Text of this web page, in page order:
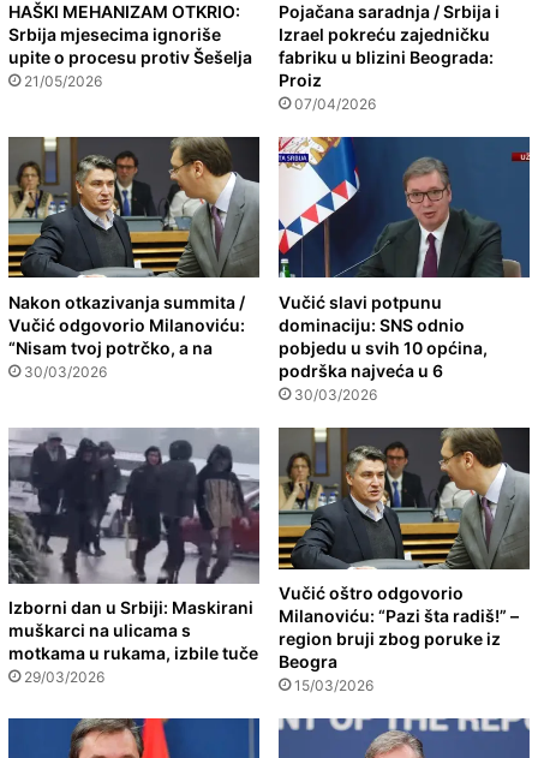
HAŠKI MEHANIZAM OTKRIO:
Srbija mjesecima ignoriše
upite o procesu protiv Šešelja
21/05/2026
Pojačana saradnja / Srbija i
Izrael pokreću zajedničku
fabriku u blizini Beograda:
Proiz
07/04/2026
Nakon otkazivanja summita /
Vučić odgovorio Milanoviću:
“Nisam tvoj potrčko, a na
30/03/2026
Vučić slavi potpunu
dominaciju: SNS odnio
pobjedu u svih 10 općina,
podrška najveća u 6
30/03/2026
Izborni dan u Srbiji: Maskirani
muškarci na ulicama s
motkama u rukama, izbile tuče
29/03/2026
Vučić oštro odgovorio
Milanoviću: “Pazi šta radiš!” –
region bruji zbog poruke iz
Beogra
15/03/2026